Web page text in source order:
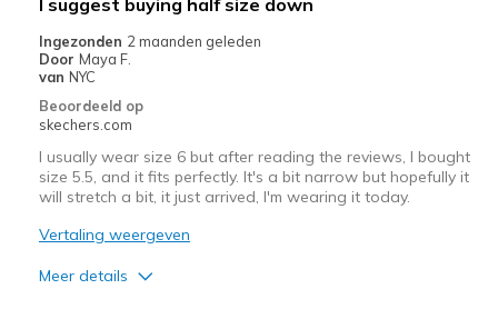
Going Out
Travel
Width
Feels true to width
Sizing
Feels true to size
Ingezonden 2 maanden geleden
Door Maya F.
van NYC
Beoordeeld op
skechers.com
I usually wear size 6 but after reading the reviews, I bought
size 5.5, and it fits perfectly. It's a bit narrow but hopefully it
will stretch a bit, it just arrived, I'm wearing it today.
Vertaling weergeven
Meer details